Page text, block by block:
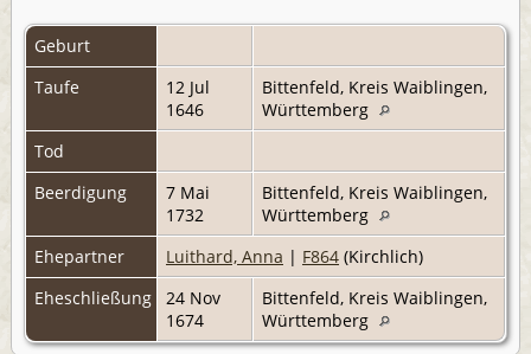
Geburt
Taufe
12 Jul
1646
Bittenfeld, Kreis Waiblingen,
Württemberg
Tod
Beerdigung
7 Mai
1732
Bittenfeld, Kreis Waiblingen,
Württemberg
Ehepartner
Luithard, Anna | F864 (Kirchlich)
Eheschließung
24 Nov
1674
Bittenfeld, Kreis Waiblingen,
Württemberg